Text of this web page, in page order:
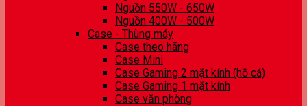
Nguồn 550W - 650W
Nguồn 400W - 500W
Case - Thùng máy
Case theo hãng
Case Mini
Case Gaming 2 mặt kính (hồ cá)
Case Gaming 1 mặt kính
Case văn phòng